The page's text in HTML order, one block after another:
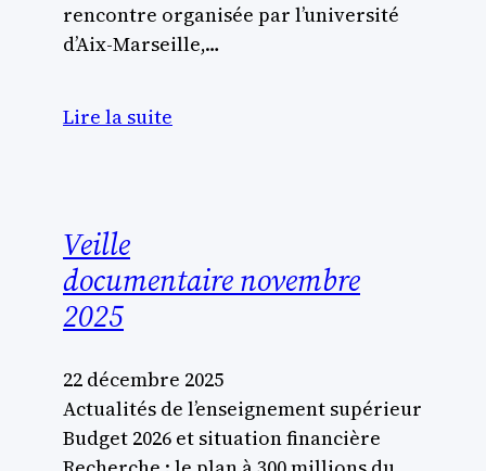
rencontre organisée par l’université
d’Aix-Marseille,…
Lire la suite
Veille
documentaire novembre
2025
22 décembre 2025
Actualités de l’enseignement supérieur
Budget 2026 et situation financière